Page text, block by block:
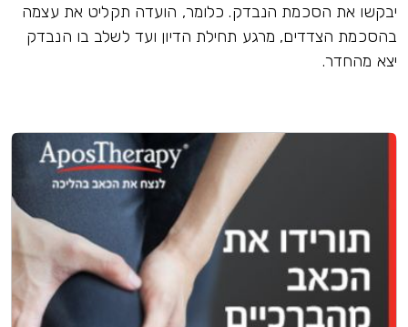
יבקשו את הסכמת הנבדק. כלומר, הועדה תקליט את עצמה
בהסכמת הצדדים, מרגע תחילת הדיון ועד לשלב בו הנבדק
יצא מהחדר.